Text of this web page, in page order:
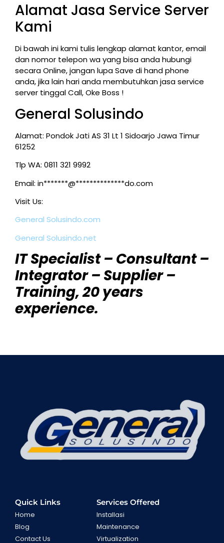
Alamat Jasa Service Server
Kami
Di bawah ini kami tulis lengkap alamat kantor, email
dan nomor telepon wa yang bisa anda hubungi
secara Online, jangan lupa Save di hand phone
anda, jika lain hari anda membutuhkan jasa service
server tinggal Call, Oke Boss !
General Solusindo
Alamat: Pondok Jati AS 31 Lt 1 Sidoarjo Jawa Timur
61252
Tlp WA: 0811 321 9992
Email: in*******@**************do.com
Visit Us:
General Solusindo.com
General Solusindo.net
IT Specialist – Consultant –
Integrator – Supplier –
Training, 20 years
experience.
Quick Links
Home
Blog
Contact Us
Services Offered
Installasi
Maintenance
Virtualization